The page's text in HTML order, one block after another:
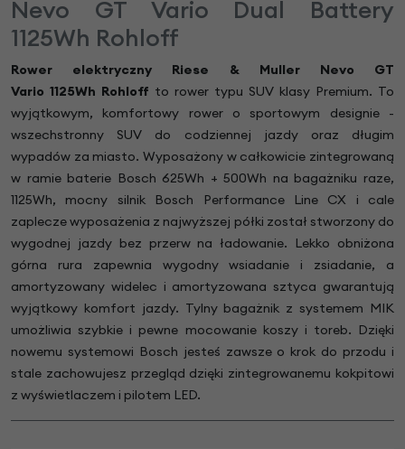
Nevo GT Vario Dual Battery
1125Wh Rohloff
Rower elektryczny Riese & Muller Nevo GT
Vario 1125Wh Rohloff to rower typu SUV klasy Premium. To
wyjątkowym, komfortowy rower o sportowym designie -
wszechstronny SUV do codziennej jazdy oraz długim
wypadów za miasto. Wyposażony w całkowicie zintegrowaną
w ramie baterie Bosch 625Wh + 500Wh na bagażniku raze,
1125Wh, mocny silnik Bosch Performance Line CX i cale
zaplecze wyposażenia z najwyższej półki został stworzony do
wygodnej jazdy bez przerw na ładowanie. Lekko obniżona
górna rura zapewnia wygodny wsiadanie i zsiadanie, a
amortyzowany widelec i amortyzowana sztyca gwarantują
wyjątkowy komfort jazdy. Tylny bagażnik z systemem MIK
umożliwia szybkie i pewne mocowanie koszy i toreb. Dzięki
nowemu systemowi Bosch jesteś zawsze o krok do przodu i
stale zachowujesz przegląd dzięki zintegrowanemu kokpitowi
z wyświetlaczem i pilotem LED.